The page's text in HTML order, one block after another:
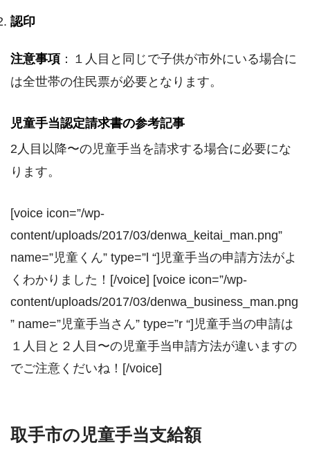
認印
注意事項 ：１人目と同じで子供が市外にいる場合に
は全世帯の住民票が必要となります。
児童手当認定請求書の参考記事
2人目以降〜の児童手当を請求する場合に必要にな
ります。
[voice icon=”/wp-
content/uploads/2017/03/denwa_keitai_man.png”
name=”児童くん” type=”l “]児童手当の申請方法がよ
くわかりました！[/voice] [voice icon=”/wp-
content/uploads/2017/03/denwa_business_man.png
” name=”児童手当さん” type=”r “]児童手当の申請は
１人目と２人目〜の児童手当申請方法が違いますの
でご注意くだいね！[/voice]
取手市の児童手当支給額